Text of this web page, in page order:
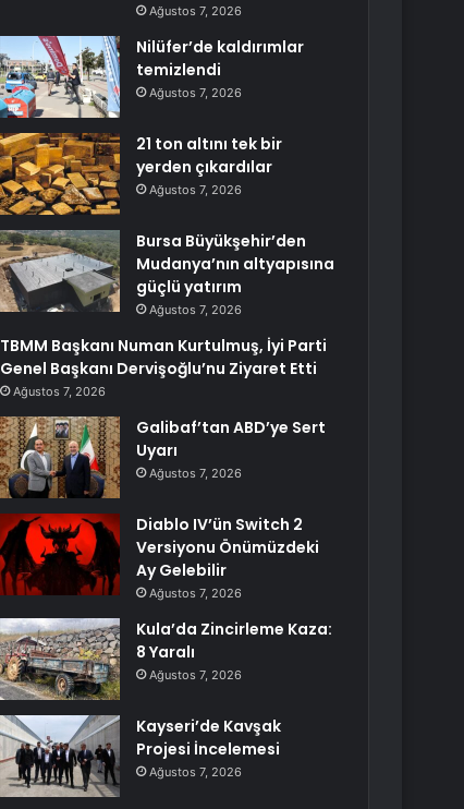
Ağustos 7, 2026
Nilüfer’de kaldırımlar
temizlendi
Ağustos 7, 2026
21 ton altını tek bir
yerden çıkardılar
Ağustos 7, 2026
Bursa Büyükşehir’den
Mudanya’nın altyapısına
güçlü yatırım
Ağustos 7, 2026
TBMM Başkanı Numan Kurtulmuş, İyi Parti
Genel Başkanı Dervişoğlu’nu Ziyaret Etti
Ağustos 7, 2026
Galibaf’tan ABD’ye Sert
Uyarı
Ağustos 7, 2026
Diablo IV’ün Switch 2
Versiyonu Önümüzdeki
Ay Gelebilir
Ağustos 7, 2026
Kula’da Zincirleme Kaza:
8 Yaralı
Ağustos 7, 2026
Kayseri’de Kavşak
Projesi İncelemesi
Ağustos 7, 2026